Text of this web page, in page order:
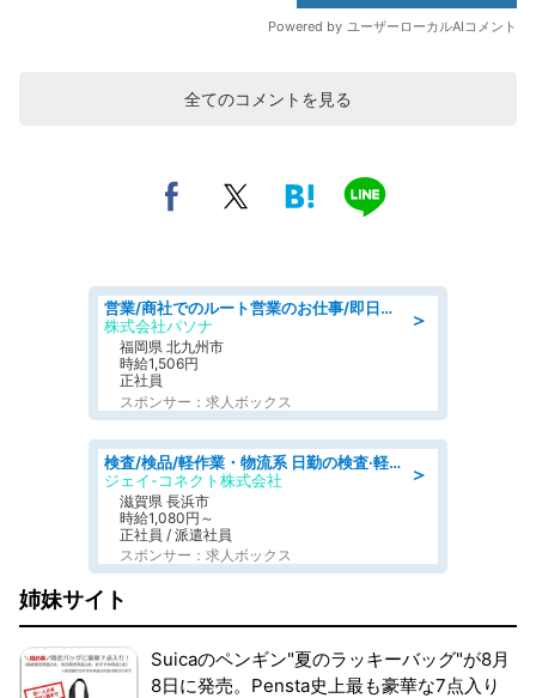
全てのコメントを見る
＞
営業/商社でのルート営業のお仕事/即日勤務可/車通勤可/営業
株式会社パソナ
福岡県 北九州市
時給1,506円
正社員
スポンサー：求人ボックス
＞
検査/検品/軽作業・物流系 日勤の検査·軽作業/未経験可/土日祝お休み
ジェイ-コネクト株式会社
滋賀県 長浜市
時給1,080円～
正社員 / 派遣社員
スポンサー：求人ボックス
姉妹サイト
Suicaのペンギン"夏のラッキーバッグ"が8月
8日に発売。Pensta史上最も豪華な7点入り